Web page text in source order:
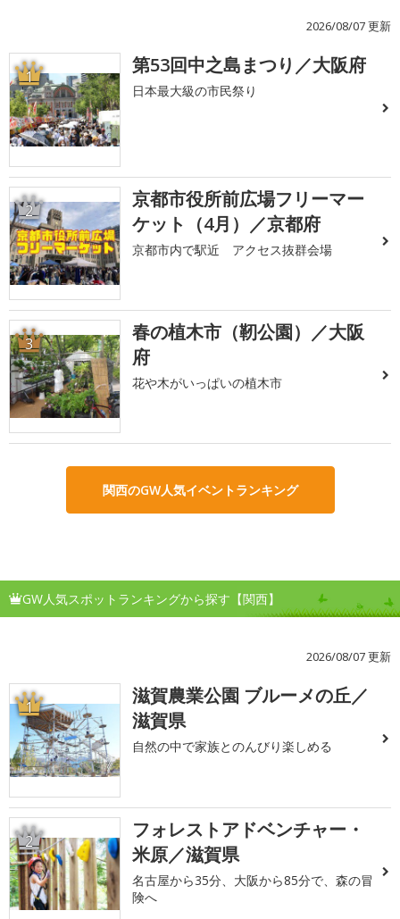
2026/08/07 更新
1 第53回中之島まつり／大阪府
日本最大級の市民祭り
2
京都市役所前広場フリーマー
ケット（4月）／京都府
京都市内で駅近 アクセス抜群会場
3
春の植木市（靭公園）／大阪
府
花や木がいっぱいの植木市
関西のGW人気イベントランキング
GW人気スポットランキングから探す【関西】
2026/08/07 更新
1
滋賀農業公園 ブルーメの丘／
滋賀県
自然の中で家族とのんびり楽しめる
2
フォレストアドベンチャー・
米原／滋賀県
名古屋から35分、大阪から85分で、森の冒
険へ